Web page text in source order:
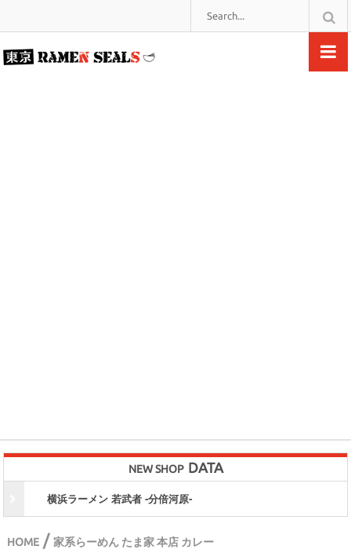
NEW SHOP DATA
横浜ラーメン 若武者 -分倍河原-
HOME/ 家系らーめん たま家 本店 カレー